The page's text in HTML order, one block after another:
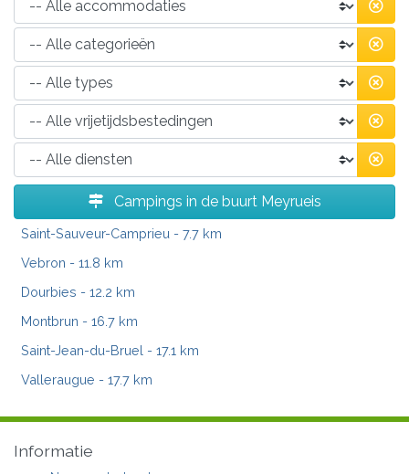
Campings in de buurt Meyrueis
Saint-Sauveur-Camprieu - 7.7 km
Vebron - 11.8 km
Dourbies - 12.2 km
Montbrun - 16.7 km
Saint-Jean-du-Bruel - 17.1 km
Valleraugue - 17.7 km
Informatie